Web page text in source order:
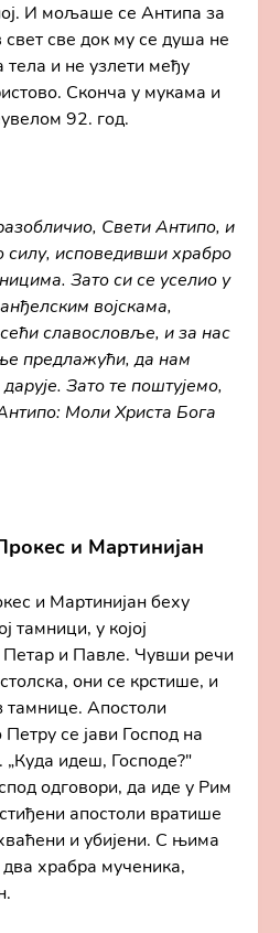
И мољаше се Антипа за
свет све док му се душа не
и не узлети међу
Сконча у мукама и
92. год.
Свети Антипо, и
силу, исповедивши храбро
Зато си се уселио у
војскама,
славословље, и за нас
предлажући, да нам
Зато те поштујемо,
Моли Христа Бога
и Мартинијан
и Мартинијан беху
тамници, у којој
Петар и Павле. Чувши речи
они се крстише, и
тамнице. Апостоли
се јави Господ на
„Куда идеш, Господе?"
одговори, да иде у Рим
апостоли вратише
и убијени. С њима
храбра мученика,